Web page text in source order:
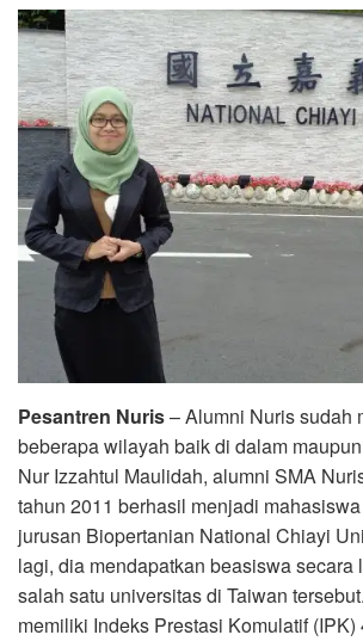
Pesantren Nuris– Alumni Nuris sudah
beberapa wilayah baik di dalam
Nur Izzahtul Maulidah, alumni SMA
tahun 2011 berhasil menjadi
jurusan Biopertanian National Chiayi
lagi, dia mendapatkan beasiswa secara
salah satu universitas di Taiwan
memiliki Indeks Prestasi Komulatif (IPK)